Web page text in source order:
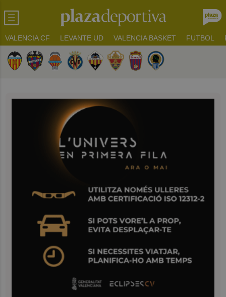
VALENCIA CF LEVANTE UD VALENCIA BASKET FUTBOL